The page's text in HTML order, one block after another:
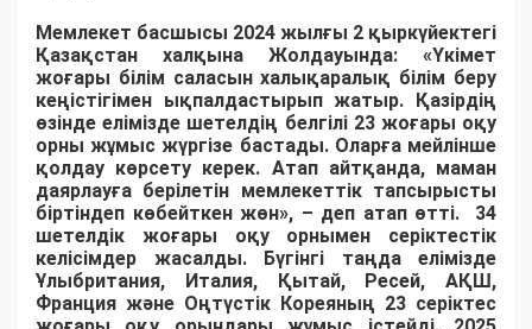
Мемлекет басшысы 2024 жылғы 2 қыркүйектегі
Қазақстан халқына Жолдауында: «Үкімет
жоғары білім саласын халықаралық білім беру
кеңістігімен ықпалдастырып жатыр. Қазірдің
өзінде елімізде шетелдің белгілі 23 жоғары оқу
орны жұмыс жүргізе бастады. Оларға мейлінше
қолдау көрсету керек. Атап айтқанда, маман
даярлауға берілетін мемлекеттік тапсырысты
біртіндеп көбейткен жөн», – деп атап өтті. 34
шетелдік жоғары оқу орнымен серіктестік
келісімдер жасалды. Бүгінгі таңда елімізде
Ұлыбритания, Италия, Қытай, Ресей, АҚШ,
Франция және Оңтүстік Кореяның 23 серіктес